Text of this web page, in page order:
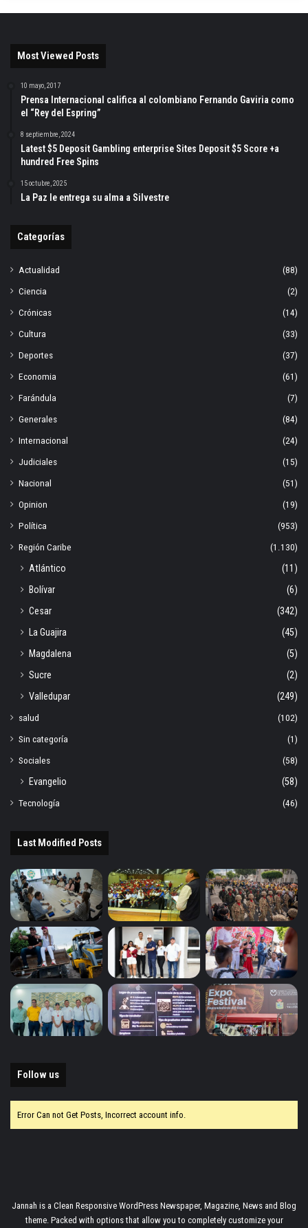
Most Viewed Posts
10 mayo, 2017
Prensa Internacional califica al colombiano Fernando Gaviria como
el “Rey del Espring”
8 septiembre, 2024
Latest $5 Deposit Gambling enterprise Sites Deposit $5 Score +a
hundred Free Spins
15 octubre, 2025
La Paz le entrega su alma a Silvestre
Categorías
Actualidad
(88)
Ciencia
(2)
Crónicas
(14)
Cultura
(33)
Deportes
(37)
Economia
(61)
Farándula
(7)
Generales
(84)
Internacional
(24)
Judiciales
(15)
Nacional
(51)
Opinion
(19)
Política
(953)
Región Caribe
(1.130)
Atlántico
(11)
Bolívar
(6)
Cesar
(342)
La Guajira
(45)
Magdalena
(5)
Sucre
(2)
Valledupar
(249)
salud
(102)
Sin categoría
(1)
Sociales
(58)
Evangelio
(58)
Tecnología
(46)
Last Modified Posts
Follow us
Error Can not Get Posts, Incorrect account info.
Jannah is a Clean Responsive WordPress Newspaper, Magazine, News and Blog
theme. Packed with options that allow you to completely customize your